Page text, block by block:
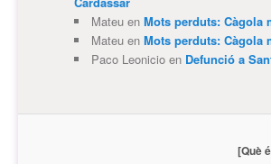
Mateuen Mots perduts: Càgola
Mateuen Mots perduts: Càgola
Paco Leonicioen Defunció a
[Què